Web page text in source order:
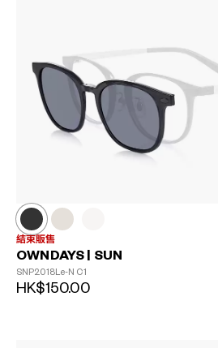
結束販售
OWNDAYS | SUN
SNP2018Le-N C1
HK$150.00